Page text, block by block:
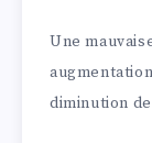
Une
diminution